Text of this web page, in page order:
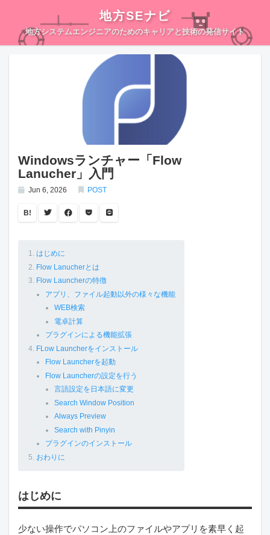
地方SEナビ
地方システムエンジニアのためのキャリアと技術の発信サイト
Windowsランチャー「Flow
Lanucher」入門
Jun 6, 2026 POST
B!
はじめに
Flow Lanucherとは
Flow Launcherの特徴
アプリ、ファイル起動以外の様々な機能
WEB検索
電卓計算
プラグインによる機能拡張
FLow Launcherをインストール
Flow Launcherを起動
Flow Launcherの設定を行う
言語設定を日本語に変更
Search Window Position
Always Preview
Search with Pinyin
プラグインのインストール
おわりに
はじめに
少ない操作でパソコン上のファイルやアプリを素早く起